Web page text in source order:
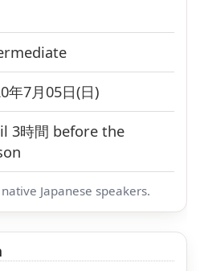
年7月05日(日)
3時間 before the
Japanese speakers.